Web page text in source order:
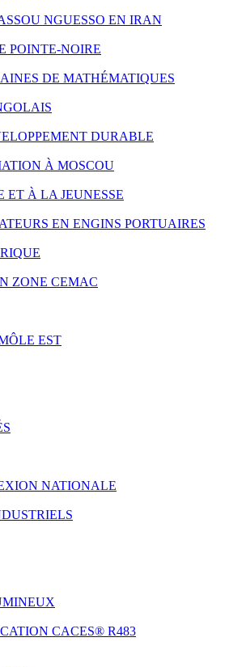
NGUESSO EN IRAN
POINTE-NOIRE
DE MATHÉMATIQUES
DURABLE
À MOSCOU
ET À LA JEUNESSE
EN ENGINS PORTUAIRES
ZONE CEMAC
EST
NATIONALE
CACES® R483